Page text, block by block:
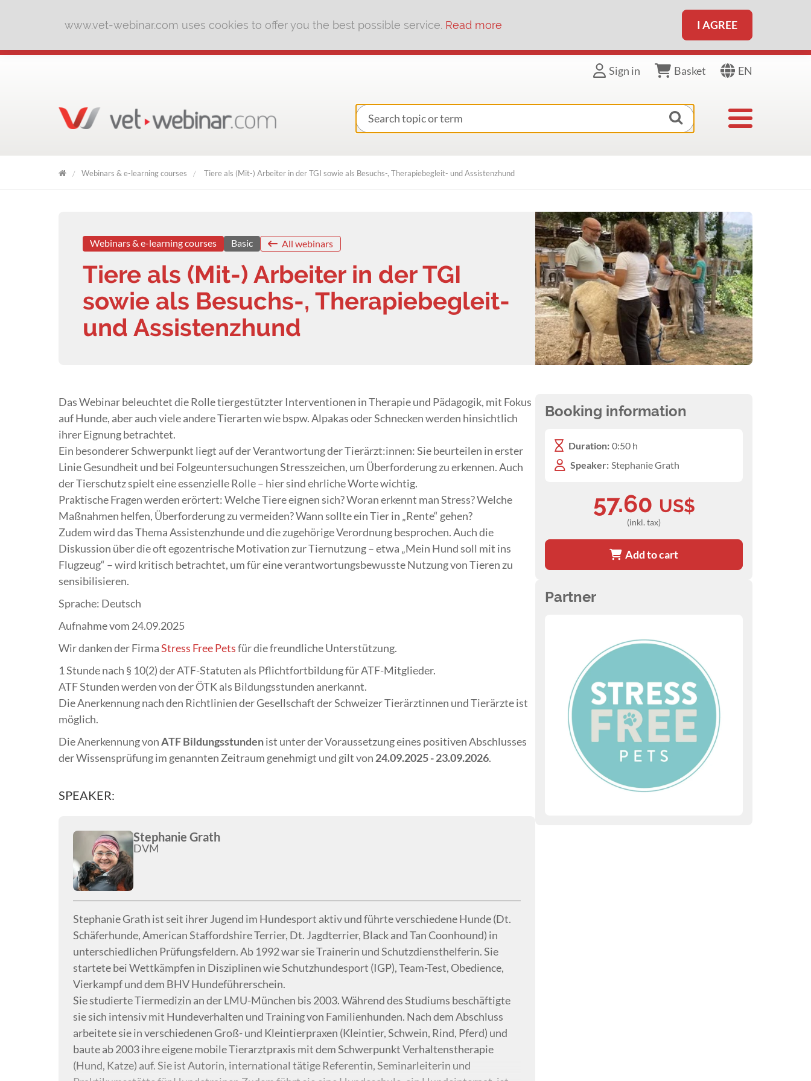
www.vet-webinar.com uses cookies to offer you the best possible service. Read more I AGREE
Sign in Basket EN
Toggle
Webinars & e-learning courses Tiere als (Mit-) Arbeiter in der TGI sowie als Besuchs-, Therapiebegleit- und Assistenzhund
Webinars & e-learning courses Basic All webinars
Tiere als (Mit-) Arbeiter in der TGI
sowie als Besuchs-, Therapiebegleit-
und Assistenzhund
Das Webinar beleuchtet die Rolle tiergestützter Interventionen in Therapie und Pädagogik, mit Fokus
auf Hunde, aber auch viele andere Tierarten wie bspw. Alpakas oder Schnecken werden hinsichtlich
ihrer Eignung betrachtet.
Ein besonderer Schwerpunkt liegt auf der Verantwortung der Tierärzt:innen: Sie beurteilen in erster
Linie Gesundheit und bei Folgeuntersuchungen Stresszeichen, um Überforderung zu erkennen. Auch
der Tierschutz spielt eine essenzielle Rolle – hier sind ehrliche Worte wichtig.
Praktische Fragen werden erörtert: Welche Tiere eignen sich? Woran erkennt man Stress? Welche
Maßnahmen helfen, Überforderung zu vermeiden? Wann sollte ein Tier in „Rente“ gehen?
Zudem wird das Thema Assistenzhunde und die zugehörige Verordnung besprochen. Auch die
Diskussion über die oft egozentrische Motivation zur Tiernutzung – etwa „Mein Hund soll mit ins
Flugzeug“ – wird kritisch betrachtet, um für eine verantwortungsbewusste Nutzung von Tieren zu
sensibilisieren.
Sprache: Deutsch
Aufnahme vom 24.09.2025
Wir danken der FirmaStress Free Petsfür die freundliche Unterstützung.
1 Stunde nach § 10(2) der ATF-Statuten als Pflichtfortbildung für ATF-Mitglieder.
ATF Stunden werden von der ÖTK als Bildungsstunden anerkannt.
Die Anerkennung nach den Richtlinien der Gesellschaft der Schweizer Tierärztinnen und Tierärzte ist
möglich.
Die Anerkennung vonATF Bildungsstundenist unter der Voraussetzung eines positiven Abschlusses
der Wissensprüfung im genannten Zeitraum genehmigt und gilt von 24.09.2025 - 23.09.2026.
SPEAKER:
Stephanie Grath
DVM
Stephanie Grath ist seit ihrer Jugend im Hundesport aktiv und führte verschiedene Hunde (Dt.
Schäferhunde, American Staffordshire Terrier, Dt. Jagdterrier, Black and Tan Coonhound) in
unterschiedlichen Prüfungsfeldern. Ab 1992 war sie Trainerin und Schutzdiensthelferin. Sie
startete bei Wettkämpfen in Disziplinen wie Schutzhundesport (IGP), Team-Test, Obedience,
Vierkampf und dem BHV Hundeführerschein.
Sie studierte Tiermedizin an der LMU-München bis 2003. Während des Studiums beschäftigte
sie sich intensiv mit Hundeverhalten und Training von Familienhunden. Nach dem Abschluss
arbeitete sie in verschiedenen Groß- und Kleintierpraxen (Kleintier, Schwein, Rind, Pferd) und
baute ab 2003 ihre eigene mobile Tierarztpraxis mit dem Schwerpunkt Verhaltenstherapie
(Hund, Katze) auf. Sie ist Autorin, international tätige Referentin, Seminarleiterin und
Booking information
Duration: 0:50 h
Speaker: Stephanie Grath
57.60 US$
(inkl. tax)
Add to cart
Partner